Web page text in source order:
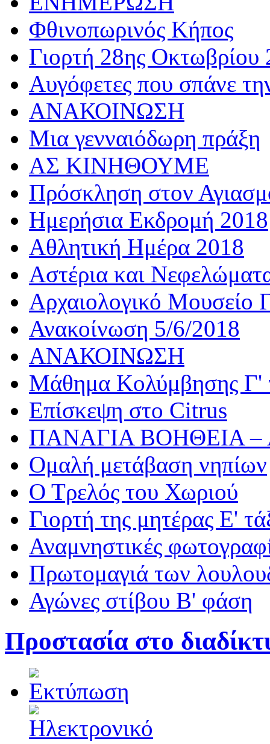
Φθινοπωρινός Κήπος
Γιορτή 28ης Οκτωβρίου
Αυγόφετες που σπάνε
ΑΝΑΚΟΙΝΩΣΗ
Μια γενναιόδωρη πράξη
ΑΣ ΚΙΝΗΘΟΥΜΕ
Πρόσκληση στον
Ημερήσια Εκδρομή 2018
Αθλητική Ημέρα 2018
Αστέρια και
Αρχαιολογικό Μουσείο
Ανακοίνωση 5/6/2018
ΑΝΑΚΟΙΝΩΣΗ
Μάθημα Κολύμβησης Γ'
Επίσκεψη στο Citrus
ΠΑΝΑΓΙΑ ΒΟΗΘΕΙΑ
Ομαλή μετάβαση νηπίων
Ο Τρελός του Χωριού
Γιορτή της μητέρας Ε'
Αναμνηστικές
Πρωτομαγιά των
Αγώνες στίβου Β' φάση
Προστασία στο